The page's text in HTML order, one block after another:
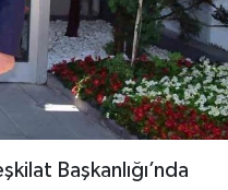
Başkanlığı’nda